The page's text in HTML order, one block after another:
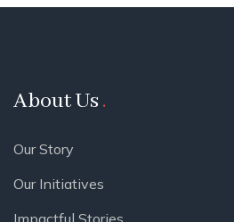
About Us
Our Story
Our Initiatives
Impactful Stories